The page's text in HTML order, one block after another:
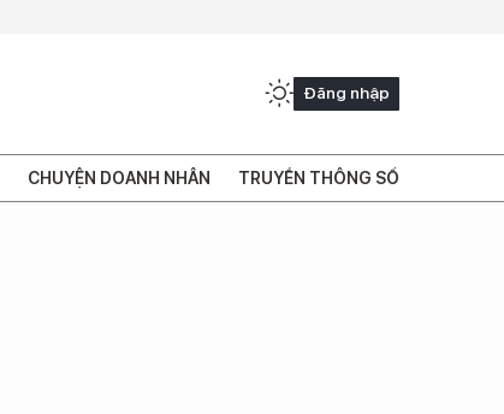
Đăng nhập
CHUYỆN DOANH NHÂN TRUYỀN THÔNG SỐ